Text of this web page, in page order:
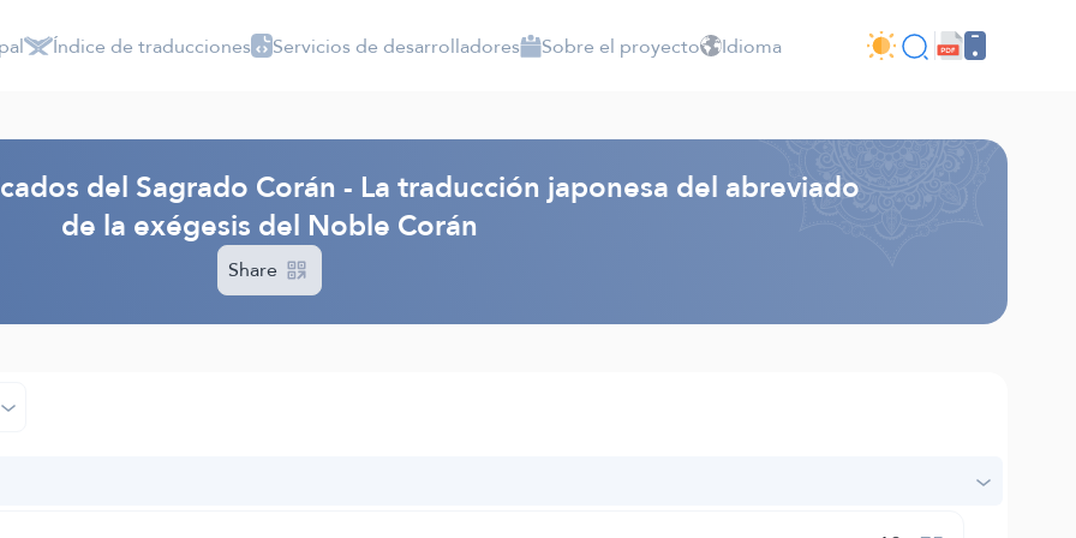
Índice de traducciones Servicios de desarrolladores Sobre el proyecto Idioma
del Sagrado Corán - La traducción japonesa del abreviado
de la exégesis del Noble Corán
Share